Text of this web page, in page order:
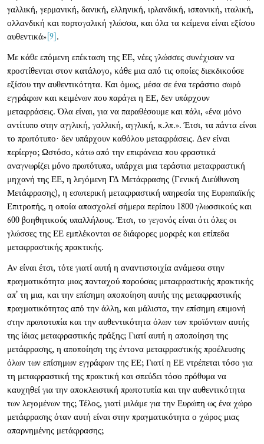
γαλλική, γερμανική, δανική, ελληνική, ιρλανδική, ισπανική, ιταλική,
ολλανδική και πορτογαλική γλώσσα, και όλα τα κείμενα είναι εξίσου
αυθεντικά»[9].
Με κάθε επόμενη επέκταση της ΕΕ, νέες γλώσσες συνέχισαν να
προστίθενται στον κατάλογο, κάθε μια από τις οποίες διεκδικούσε
εξίσου την αυθεντικότητα. Και όμως, μέσα σε ένα τεράστιο σωρό
εγγράφων και κειμένων που παράγει η ΕΕ, δεν υπάρχουν
μεταφράσεις. Όλα είναι, για να παραθέσουμε και πάλι, «ένα μόνο
αντίτυπο στην αγγλική, γαλλική, αγγλική, κ.λπ.». Έτσι, τα πάντα είναι
το πρωτότυπο· δεν υπάρχουν καθόλου μεταφράσεις. Δεν είναι
περίεργο; Ωστόσο, κάτω από την επιφάνεια που φραστικά
αναγνωρίζει μόνο πρωτότυπα, υπάρχει μια τεράστια μεταφραστική
μηχανή της ΕΕ, η λεγόμενη ΓΔ Μετάφρασης (Γενική Διεύθυνση
Μετάφρασης), η εσωτερική μεταφραστική υπηρεσία της Ευρωπαϊκής
Επιτροπής, η οποία απασχολεί σήμερα περίπου 1800 γλωσσικούς και
600 βοηθητικούς υπαλλήλους. Έτσι, το γεγονός είναι ότι όλες οι
γλώσσες της ΕΕ εμπλέκονται σε διάφορες μορφές και επίπεδα
μεταφραστικής πρακτικής.
Αν είναι έτσι, τότε γιατί αυτή η αναντιστοιχία ανάμεσα στην
πραγματικότητα μιας πανταχού παρούσας μεταφραστικής πρακτικής
απ’ τη μια, και την επίσημη αποποίηση αυτής της μεταφραστικής
πραγματικότητας από την άλλη, και μάλιστα, την επίσημη επιμονή
στην πρωτοτυπία και την αυθεντικότητα όλων των προϊόντων αυτής
της ίδιας μεταφραστικής πράξης; Γιατί αυτή η αποποίηση της
μετάφρασης, η αποποίηση της έντονα μεταφραστικής προέλευσης
όλων των επίσημων εγγράφων της ΕΕ; Γιατί η ΕΕ ντρέπεται τόσο για
τη μεταφραστική της πρακτική και σπεύδει τόσο πρόθυμα να
καυχηθεί για την αποκλειστική πρωτοτυπία και την αυθεντικότητα
των λεγομένων της; Τέλος, γιατί μιλάμε για την Ευρώπη ως ένα χώρο
μετάφρασης όταν αυτή είναι στην πραγματικότητα ο χώρος μιας
απαρνημένης μετάφρασης;